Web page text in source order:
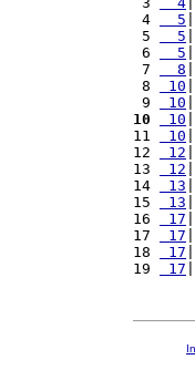
4
  5
5
  5
6
  5
7
  8
8
10
9
10
10
10
11
10
12
12
13
12
14
13
15
13
16
17
17
17
18
17
19
17